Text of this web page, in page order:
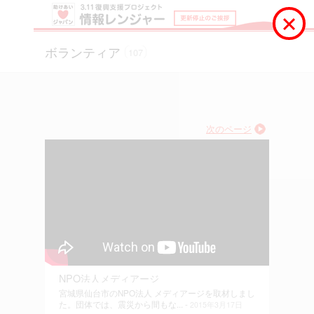
ボランティア
次のページ
NPO法人メディアージ
宮城県仙台市のNPO法人 メディアージを取材しまし
た。団体では、震災から間もな... -